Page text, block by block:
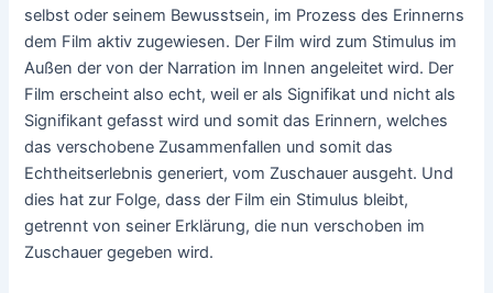
selbst oder seinem Bewusstsein, im Prozess des Erinnerns
dem Film aktiv zugewiesen. Der Film wird zum Stimulus im
Außen der von der Narration im Innen angeleitet wird. Der
Film erscheint also echt, weil er als Signifikat und nicht als
Signifikant gefasst wird und somit das Erinnern, welches
das verschobene Zusammenfallen und somit das
Echtheitserlebnis generiert, vom Zuschauer ausgeht. Und
dies hat zur Folge, dass der Film ein Stimulus bleibt,
getrennt von seiner Erklärung, die nun verschoben im
Zuschauer gegeben wird.